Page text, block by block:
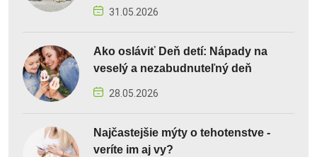
31.05.2026
Ako osláviť Deň detí: Nápady na
veselý a nezabudnuteľný deň
28.05.2026
Najčastejšie mýty o tehotenstve -
veríte im aj vy?